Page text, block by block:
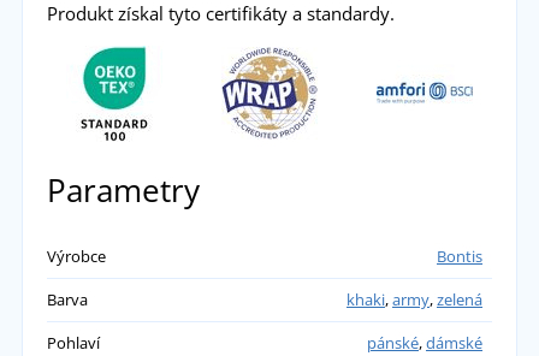
Produkt získal tyto certifikáty a standardy.
Parametry
Výrobce
Bontis
Barva
khaki,army,zelená
Pohlaví
pánské,dámské